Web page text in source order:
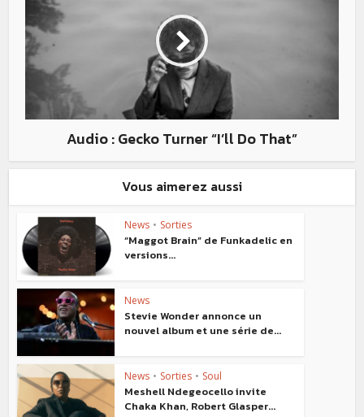
Audio : Gecko Turner “I’ll Do That”
Vous aimerez aussi
News • Sorties
“Maggot Brain” de Funkadelic en
versions...
News
Stevie Wonder annonce un
nouvel album et une série de...
News • Sorties • Soul
Meshell Ndegeocello invite
Chaka Khan, Robert Glasper...